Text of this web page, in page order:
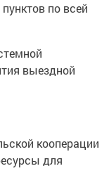
по всей
выездной
кооперации
для